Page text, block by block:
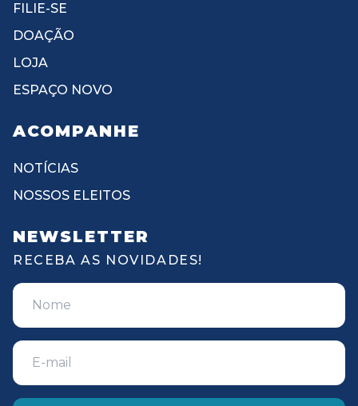
FILIE-SE
DOAÇÃO
LOJA
ESPAÇO NOVO
ACOMPANHE
NOTÍCIAS
NOSSOS ELEITOS
NEWSLETTER
RECEBA AS NOVIDADES!